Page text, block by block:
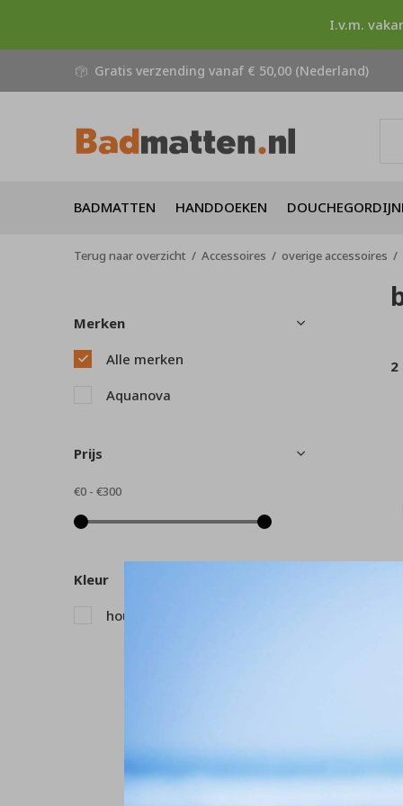
BADMATTEN HANDDOEKEN
Gratis verzending vanaf € 50,00 (Nederland)
I.v.m.
Terug naar overzicht Accessoires overige accessoires
2
Merken
Alle merken
Aquanova
Prijs
€0 - €300
Kleur
hout